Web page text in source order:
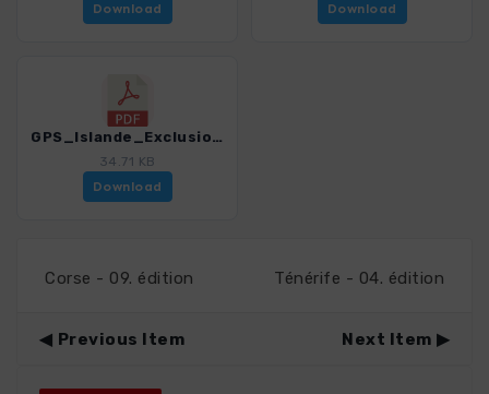
Download
Download
GPS_Islande_Exclusion de responsabilite, conditions d utilisation et remarques_4924_3.pdf
34.71 KB
Download
Corse - 09. édition Ténérife - 04. édition
Previous Item Next Item